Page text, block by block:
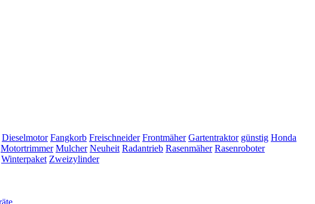
Dieselmotor Fangkorb Freischneider Frontmäher Gartentraktor günstig Honda
Motortrimmer Mulcher Neuheit Radantrieb Rasenmäher Rasenroboter
Winterpaket Zweizylinder